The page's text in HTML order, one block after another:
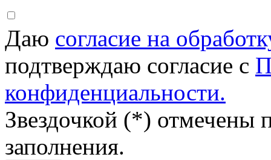
Даю согласие на
подтверждаю согласие с
конфиденциальности.
Звездочкой (*) отмечены
заполнения.